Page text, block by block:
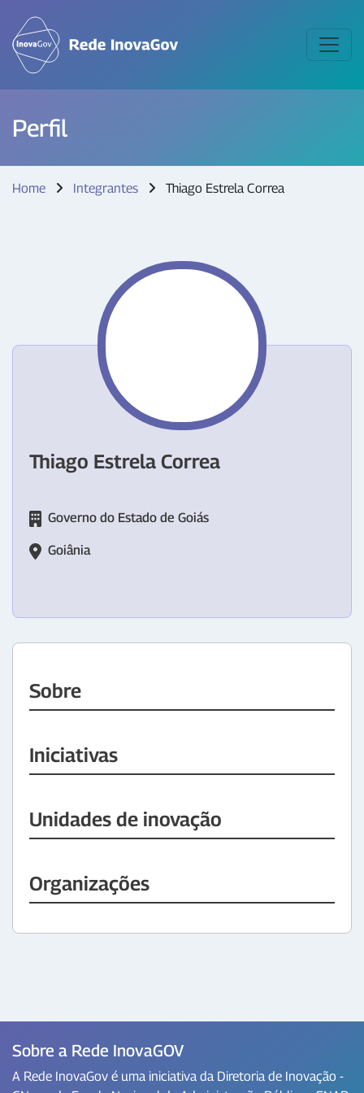
Perfil
Home Integrantes Thiago Estrela Correa
Thiago Estrela Correa
Governo do Estado de Goiás
Goiânia
Sobre
Iniciativas
Unidades de inovação
Organizações
Sobre a Rede InovaGOV
A Rede InovaGov é uma iniciativa da Diretoria de Inovação -